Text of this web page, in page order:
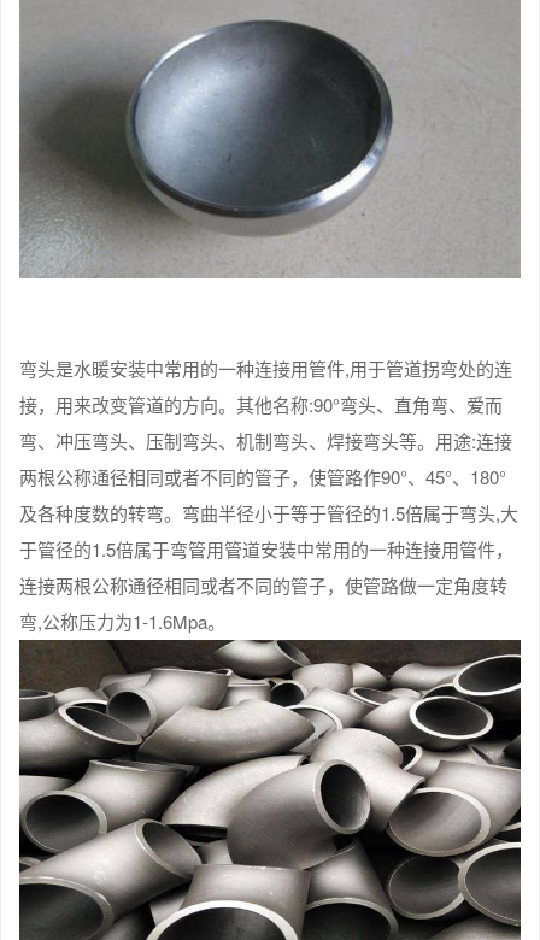
弯头是水暖安装中常用的一种连接用管件,用于管道拐弯处的连
接，用来改变管道的方向。其他名称:90°弯头、直角弯、爱而
弯、冲压弯头、压制弯头、机制弯头、焊接弯头等。用途:连接
两根公称通径相同或者不同的管子，使管路作90°、45°、180°
及各种度数的转弯。弯曲半径小于等于管径的1.5倍属于弯头,大
于管径的1.5倍属于弯管用管道安装中常用的一种连接用管件，
连接两根公称通径相同或者不同的管子，使管路做一定角度转
弯,公称压力为1-1.6Mpa。